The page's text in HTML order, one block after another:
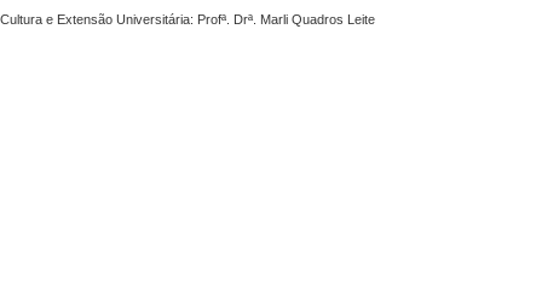
Cultura e Extensão Universitária: Profª. Drª. Marli Quadros Leite